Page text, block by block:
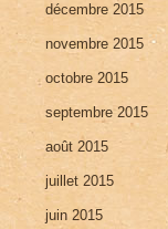
décembre 2015
novembre 2015
octobre 2015
septembre 2015
août 2015
juillet 2015
juin 2015